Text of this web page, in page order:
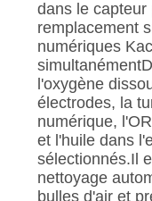
dans le capteur
remplacement
numériques
l'oxygène
électrodes, la
numérique,
et l'huile dans
sélectionnés.Il
nettoyage
bulles d'air et